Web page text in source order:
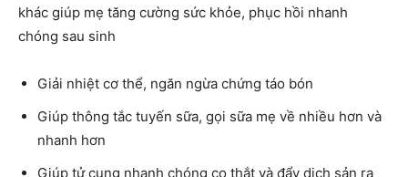
khác giúp mẹ tăng cường sức khỏe, phục hồi nhanh
chóng sau sinh
Giải nhiệt cơ thể, ngăn ngừa chứng táo bón
Giúp thông tắc tuyến sữa, gọi sữa mẹ về nhiều hơn và
nhanh hơn
Giúp tử cung nhanh chóng co thắt và đẩy dịch sản ra